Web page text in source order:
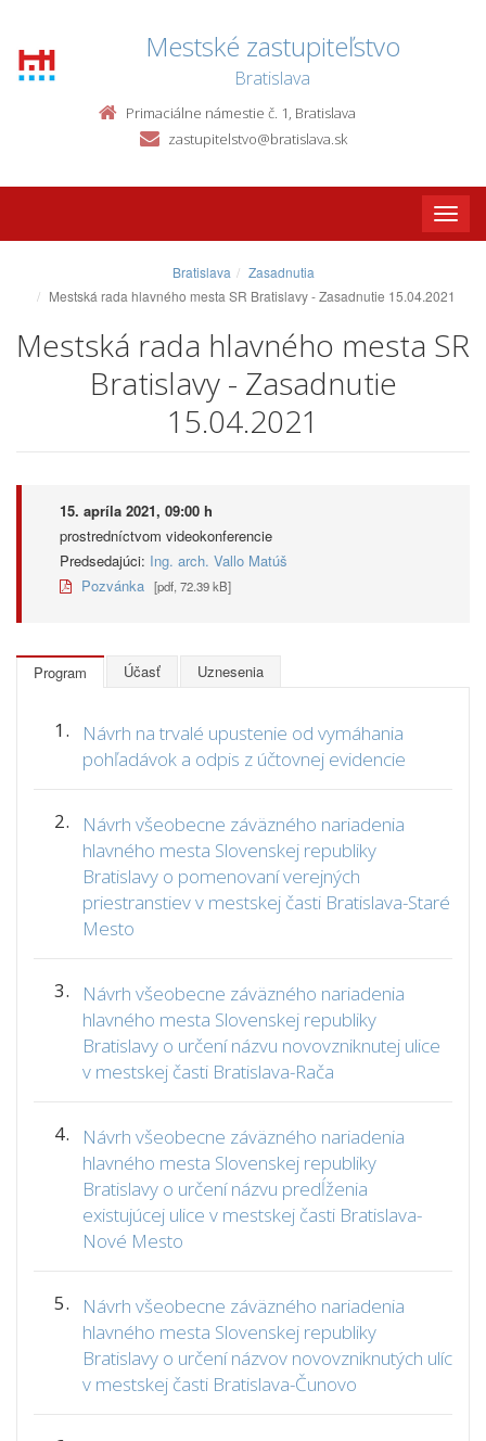
Mestské zastupiteľstvo
Bratislava
Primaciálne námestie č. 1, Bratislava
zastupitelstvo@bratislava.sk
Toggle
Bratislava
Zasadnutia
Mestská rada hlavného mesta SR Bratislavy - Zasadnutie 15.04.2021
Mestská rada hlavného mesta SR
Bratislavy - Zasadnutie
15.04.2021
15. apríla 2021, 09:00 h
prostredníctvom videokonferencie
Predsedajúci: Ing. arch. Vallo Matúš
Pozvánka [pdf, 72.39 kB]
Program Účasť Uznesenia
1.
Návrh na trvalé upustenie od vymáhania
pohľadávok a odpis z účtovnej evidencie
2.
Návrh všeobecne záväzného nariadenia
hlavného mesta Slovenskej republiky
Bratislavy o pomenovaní verejných
priestranstiev v mestskej časti Bratislava-Staré
Mesto
3.
Návrh všeobecne záväzného nariadenia
hlavného mesta Slovenskej republiky
Bratislavy o určení názvu novovzniknutej ulice
v mestskej časti Bratislava-Rača
4.
Návrh všeobecne záväzného nariadenia
hlavného mesta Slovenskej republiky
Bratislavy o určení názvu predĺženia
existujúcej ulice v mestskej časti Bratislava-
Nové Mesto
5.
Návrh všeobecne záväzného nariadenia
hlavného mesta Slovenskej republiky
Bratislavy o určení názvov novovzniknutých ulíc
v mestskej časti Bratislava-Čunovo